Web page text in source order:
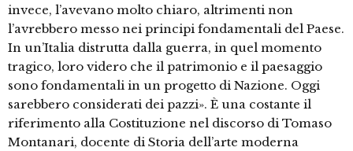
invece, l’avevano molto chiaro, altrimenti non
l’avrebbero messo nei principi fondamentali del Paese.
In un’Italia distrutta dalla guerra, in quel momento
tragico, loro videro che il patrimonio e il paesaggio
sono fondamentali in un progetto di Nazione. Oggi
sarebbero considerati dei pazzi». È una costante il
riferimento alla Costituzione nel discorso di Tomaso
Montanari, docente di Storia dell’arte moderna